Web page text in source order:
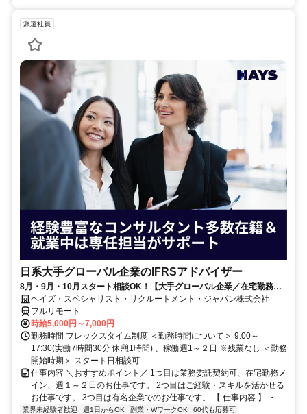
派遣社員
日系大手グローバル企業のIFRSアドバイザー
8月・9月・10月スタート相談OK！【大手グローバル企業／在宅勤務メ
イン／週1～2日勤務】IFRSアドバイザー
ヘイズ・スペシャリスト・リクルートメント・ジャパン株式会社
フルリモート
時給5,000円～7,000円
勤務時間 フレックスタイム制度 ＜勤務時間について＞ 9:00～
17:30(実働7時間30分 休憩1時間) 、稼働週1～２日 ※残業なし ＜勤務
開始時期＞ スタート日相談可
仕事内容 ＼おすすめポイント／ 1つ目は業務委託契約可、在宅勤務メ
イン、週１～２日のお仕事です。 2つ目はご経験・スキルを活かせる
お仕事です。 3つ目は有名企業でのお仕事です。 【 仕事内容 】 ・...
業界未経験者歓迎 週1日からOK 副業・WワークOK
60代も応募可